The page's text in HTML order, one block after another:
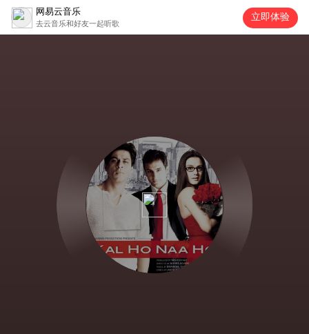
网易云音乐
去云音乐和好友一起听歌
立即体验